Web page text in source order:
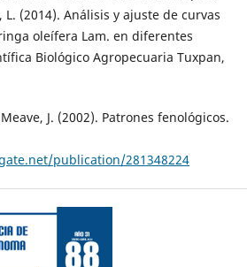
L. (2014). Análisis y ajuste de curvas
oleífera Lam. en diferentes
Biológico Agropecuaria Tuxpan,
J. (2002). Patrones fenológicos.
publication/281348224